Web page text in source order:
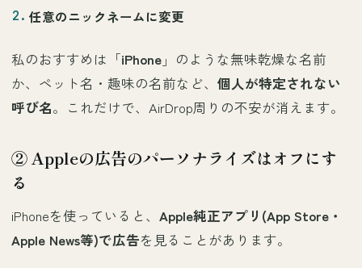
任意のニックネームに変更
私のおすすめは「iPhone 」のような無味乾燥な名前
か、ペット名・趣味の名前など、 個人が特定されない
呼び名。これだけで、AirDrop周りの不安が消えます。
② Appleの広告のパーソナライズはオフにす
る
iPhoneを使っていると、 Apple純正アプリ(App Store・
Apple News等)で広告を見ることがあります。